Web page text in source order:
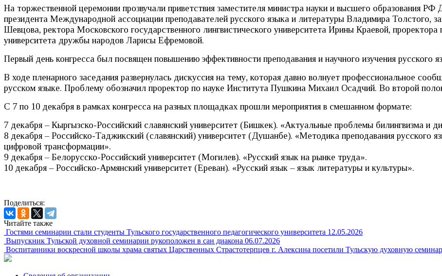
На торжественной церемонии прозвучали приветствия заместителя министра науки и высшего образования
президента Международной ассоциации преподавателей русского языка и литературы Владимира Толстого,
Шевцова, ректора Московского государственного лингвистического университета Ирины Краевой,
университета дружбы народов Ларисы Ефремовой.
Первый день конгресса был посвящен повышению эффективности преподавания и научного изучения русского
В ходе пленарного заседания развернулась дискуссия на тему, которая давно волнует профессиональное
русском языке. Проблему обозначил проректор по науке Института Пушкина Михаил Осадчий. Во второй
С 7 по 10 декабря в рамках конгресса на разных площадках прошли мероприятия в смешанном формате:
7 декабря – Кыргызско-Российский славянский университет (Бишкек). «Актуальные проблемы билингвизма и
8 декабря – Российско-Таджикский (славянский) университет (Душанбе). «Методика преподавания русского
цифровой трансформации».
9 декабря – Белорусско-Российский университет (Могилев). «Русский язык на рынке труда».
10 декабря – Российско-Армянский университет (Ереван). «Русский язык – язык литературы и культуры».
Поделиться:
Читайте также
Гостями семинарии стали студенты Тульского государственного педагогического университета 12.05.2026
Выпускник Тульской духовной семинарии рукоположен в сан диакона 06.07.2026
Воспитанники воскресной школы храма святых Царственных Страстотерпцев г. Алексина посетили Тульскую духовную